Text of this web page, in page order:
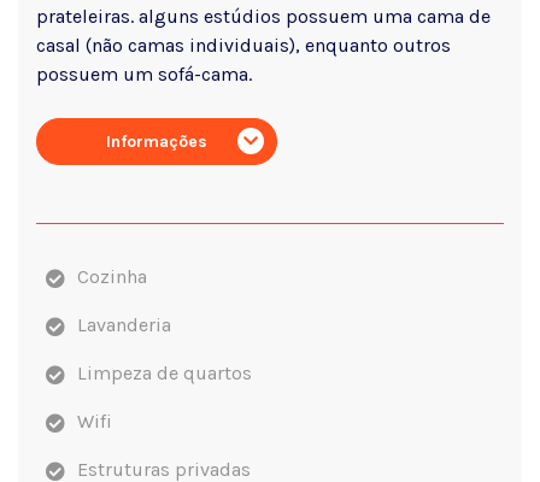
prateleiras. alguns estúdios possuem uma cama de
casal (não camas individuais), enquanto outros
possuem um sofá-cama.
Informações
Cozinha
Lavanderia
Limpeza de quartos
Wifi
Estruturas privadas